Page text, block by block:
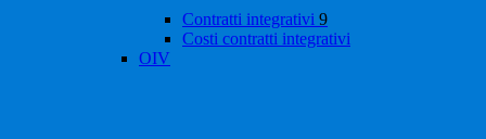
Contratti integrativi 9
Costi contratti integrativi
OIV